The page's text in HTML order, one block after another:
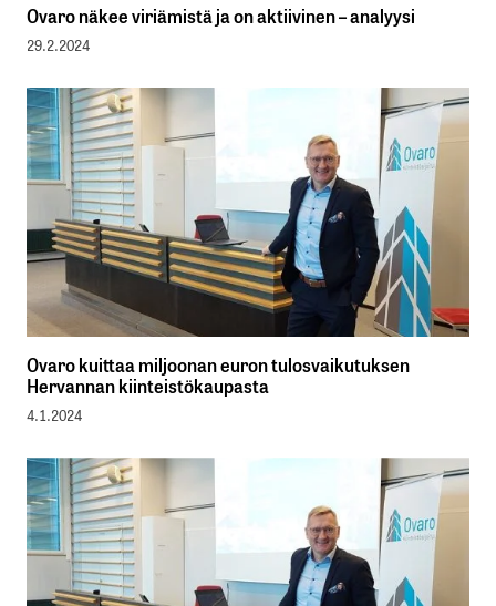
Ovaro näkee viriämistä ja on aktiivinen – analyysi
29.2.2024
Ovaro kuittaa miljoonan euron tulosvaikutuksen
Hervannan kiinteistökaupasta
4.1.2024